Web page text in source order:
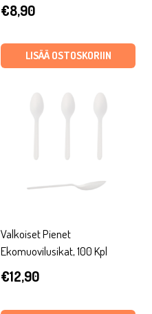
€8,90
LISÄÄ OSTOSKORIIN
Valkoiset Pienet
Ekomuovilusikat, 100 Kpl
€12,90